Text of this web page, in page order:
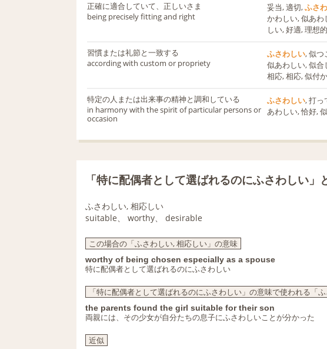
正確に適合していて、正しいさま
being precisely fitting and right
妥当, 適切,ふさ
かわしい, 似あわ
しい, 好適, 理想的
習慣または礼節と一致する
according with custom or propriety
ふさわしい, 似つ
似あわしい, 似合
相応, 相応, 似付
特定の人または出来事の精神と調和している
in harmony with the spirit of particular persons or
occasion
ふさわしい, 打っ
あわしい, 恰好,
「特に配偶者として選ばれるのにふさわしい」
ふさわしい, 相応しい
suitable、 worthy、 desirable
この場合の「ふさわしい, 相応しい」の意味
worthy of being chosen especially as a spouse
特に配偶者として選ばれるのにふさわしい
「特に配偶者として選ばれるのにふさわしい」の意味で使われる「
the parents found the girl suitable for their son
両親には、その少女が自分たちの息子にふさわしいことが分かった
近似